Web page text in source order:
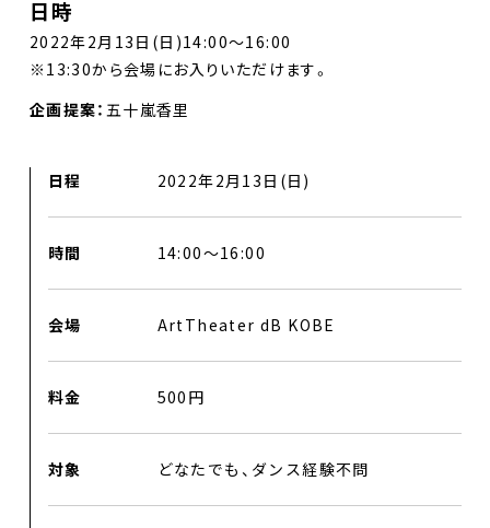
イベント
ネットワーク
日時
2022年2月13日(日)14:00〜16:00
※13:30から会場にお入りいただけます。
企画提案： 五十嵐香里
日程 2022年2月13日(日)
時間 14:00〜16:00
会場 ArtTheater dB KOBE
料金 500円
対象 どなたでも、ダンス経験不問